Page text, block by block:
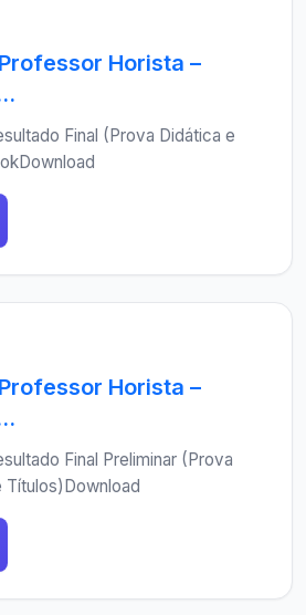
Horista –
Final (Prova Didática e
Horista –
Final Preliminar (Prova
Títulos)Download